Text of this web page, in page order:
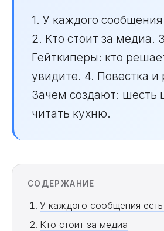
1. У каждого
2. Кто стоит за медиа.
Гейткиперы: кто
увидите. 4. Повестка и
Зачем создают: шесть
читать кухню.
СОДЕРЖАНИЕ
У каждого сообщения
Кто стоит за медиа